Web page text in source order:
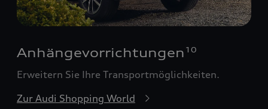
Anhängevorrichtungen 10
Erweitern Sie Ihre Transportmöglichkeiten.
Zur Audi Shopping World